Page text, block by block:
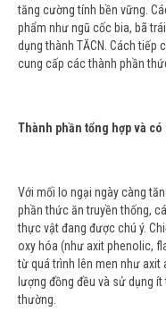
tăng cường tính bền vững.
phẩm như ngũ cốc bia, bã
dụng thành TĂCN. Cách tiếp
cung cấp các thành phần
Thành phần tổng hợp và
Với mối lo ngại ngày càng
phần thức ăn truyền thống,
thực vật đang được chú ý.
oxy hóa (như axit phenolic,
từ quá trình lên men như axit
lượng đồng đều và sử dụng
thường.